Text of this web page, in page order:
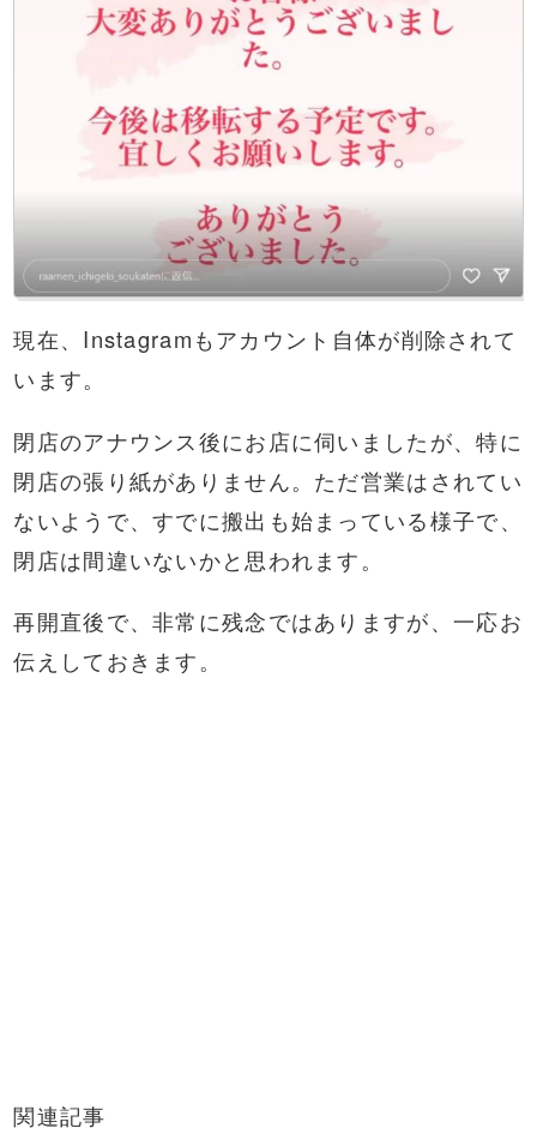
現在、Instagramもアカウント自体が削除されて
います。
閉店のアナウンス後にお店に伺いましたが、特に
閉店の張り紙がありません。ただ営業はされてい
ないようで、すでに搬出も始まっている様子で、
閉店は間違いないかと思われます。
再開直後で、非常に残念ではありますが、一応お
伝えしておきます。
関連記事